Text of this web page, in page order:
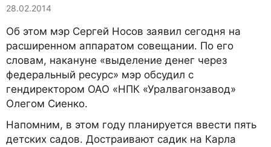
28.02.2014
Об этом мэр Сергей Носов заявил сегодня на
расширенном аппаратом совещании. По его
словам, накануне «выделение денег через
федеральный ресурс» мэр обсудил с
гендиректором ОАО «НПК «Уралвагонзавод»
Олегом Сиенко.
Напомним, в этом году планируется ввести пять
детских садов. Достраивают садик на Карла